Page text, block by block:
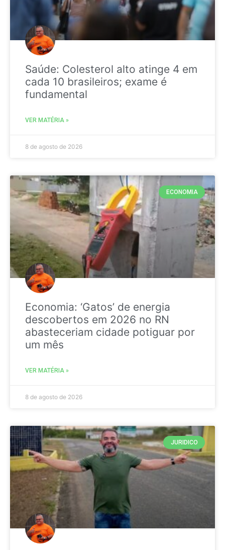
Saúde: Colesterol alto atinge 4 em
cada 10 brasileiros; exame é
fundamental
VER MATÉRIA »
8 de agosto de 2026
ECONOMIA
Economia: ‘Gatos’ de energia
descobertos em 2026 no RN
abasteceriam cidade potiguar por
um mês
VER MATÉRIA »
8 de agosto de 2026
JURIDICO